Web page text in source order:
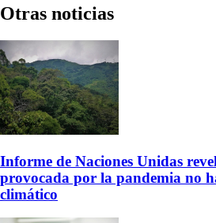
Otras noticias
Informe de Naciones Unidas
provocada por la pandemia no
climático